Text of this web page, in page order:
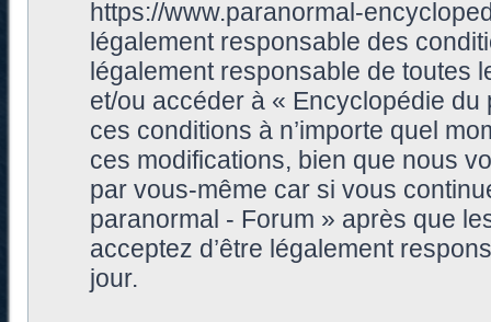
https://www.paranormal-
légalement responsable des
légalement responsable de toutes
et/ou accéder à « Encyclopédie
ces conditions à n’importe quel
ces modifications, bien que nous
par vous-même car si vous
paranormal - Forum » après que
acceptez d’être légalement
jour.